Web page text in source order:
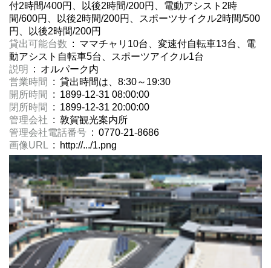
付2時間/400円、以後2時間/200円、電動アシスト2時
間/600円、以後2時間/200円、スポーツサイクル2時間/500
円、以後2時間/200円
貸出可能台数 : ママチャリ10台、変速付自転車13台、電
動アシスト自転車5台、スポーツアイクル1台
説明
: オルパーク内
営業時間
: 貸出時間は、8:30～19:30
開所時間
: 1899-12-31 08:00:00
閉所時間
: 1899-12-31 20:00:00
管理会社 : 敦賀観光案内所
管理会社電話番号 : 0770-21-8686
画像URL : http://.../1.png